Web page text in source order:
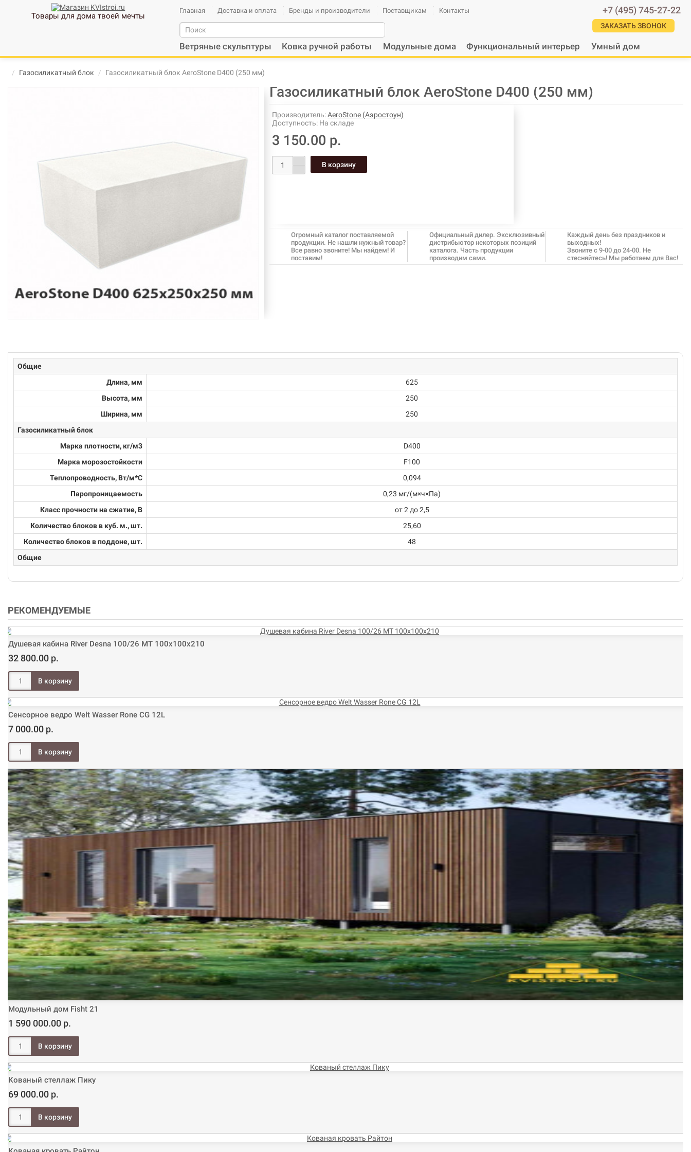
Товары для дома твоей мечты
+7 (495) 745-27-22
ЗАКАЗАТЬ ЗВОНОК
Главная Доставка и оплата Бренды и производители Поставщикам Контакты
Ветряные скульптуры Ковка ручной работы Модульные дома Функциональный интерьер Умный дом
Газосиликатный блок Газосиликатный блок AeroStone D400 (250 мм)
Газосиликатный блок AeroStone D400 (250 мм)
Производитель: AeroStone (Аэростоун)
Доступность: На складе
3 150.00 р.
Огромный каталог поставляемой
продукции. Не нашли нужный товар?
Все равно звоните! Мы найдем! И
поставим!
Официальный дилер. Эксклюзивный
дистрибьютор некоторых позиций
каталога. Часть продукции
производим сами.
Каждый день без праздников и
выходных!
Звоните с 9-00 до 24-00. Не
стесняйтесь! Мы работаем для Вас!
Общие
Длина, мм
625
Высота, мм
250
Ширина, мм
250
Газосиликатный блок
Марка плотности, кг/м3
D400
Марка морозостойкости
F100
Теплопроводность, Вт/м*С
0,094
Паропроницаемость
0,23 мг/(м×ч×Па)
Класс прочности на сжатие, В
от 2 до 2,5
Количество блоков в куб. м., шт.
25,60
Количество блоков в поддоне, шт.
48
Общие
РЕКОМЕНДУЕМЫЕ
Душевая кабина River Desna 100/26 МТ 100х100х210
32 800.00 р.
Сенсорное ведро Welt Wasser Rone CG 12L
7 000.00 р.
Модульный дом Fisht 21
1 590 000.00 р.
Кованый стеллаж Пику
69 000.00 р.